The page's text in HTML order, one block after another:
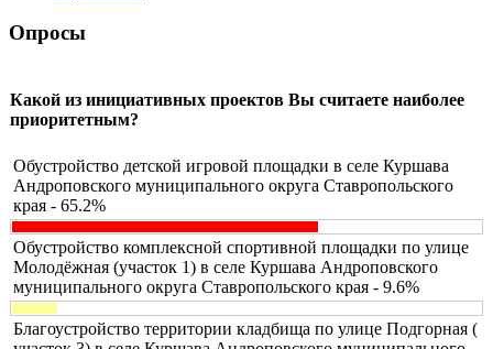
Опросы
Какой из инициативных проектов Вы считаете наиболее
приоритетным?
Обустройство детской игровой площадки в селе Куршава
Андроповского муниципального округа Ставропольского
края - 65.2%
Обустройство комплексной спортивной площадки по улице
Молодёжная (участок 1) в селе Куршава Андроповского
муниципального округа Ставропольского края - 9.6%
Благоустройство территории кладбища по улице Подгорная (